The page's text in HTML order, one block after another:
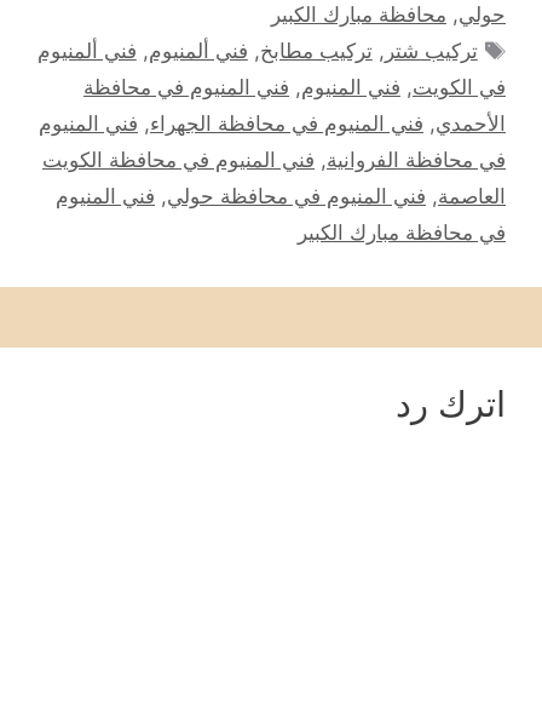
حولي, محافظة مبارك الكبير
الوسوم
تركيب شتر ,تركيب مطابخ, فني ألمنيوم, فني ألمنيوم
في الكويت, فني المنيوم, فني المنيوم في محافظة
الأحمدي, فني المنيوم في محافظة الجهراء, فني المنيوم
في محافظة الفروانية, فني المنيوم في محافظة الكويت
العاصمة, فني المنيوم في محافظة حولي, فني المنيوم
في محافظة مبارك الكبير
اترك رد